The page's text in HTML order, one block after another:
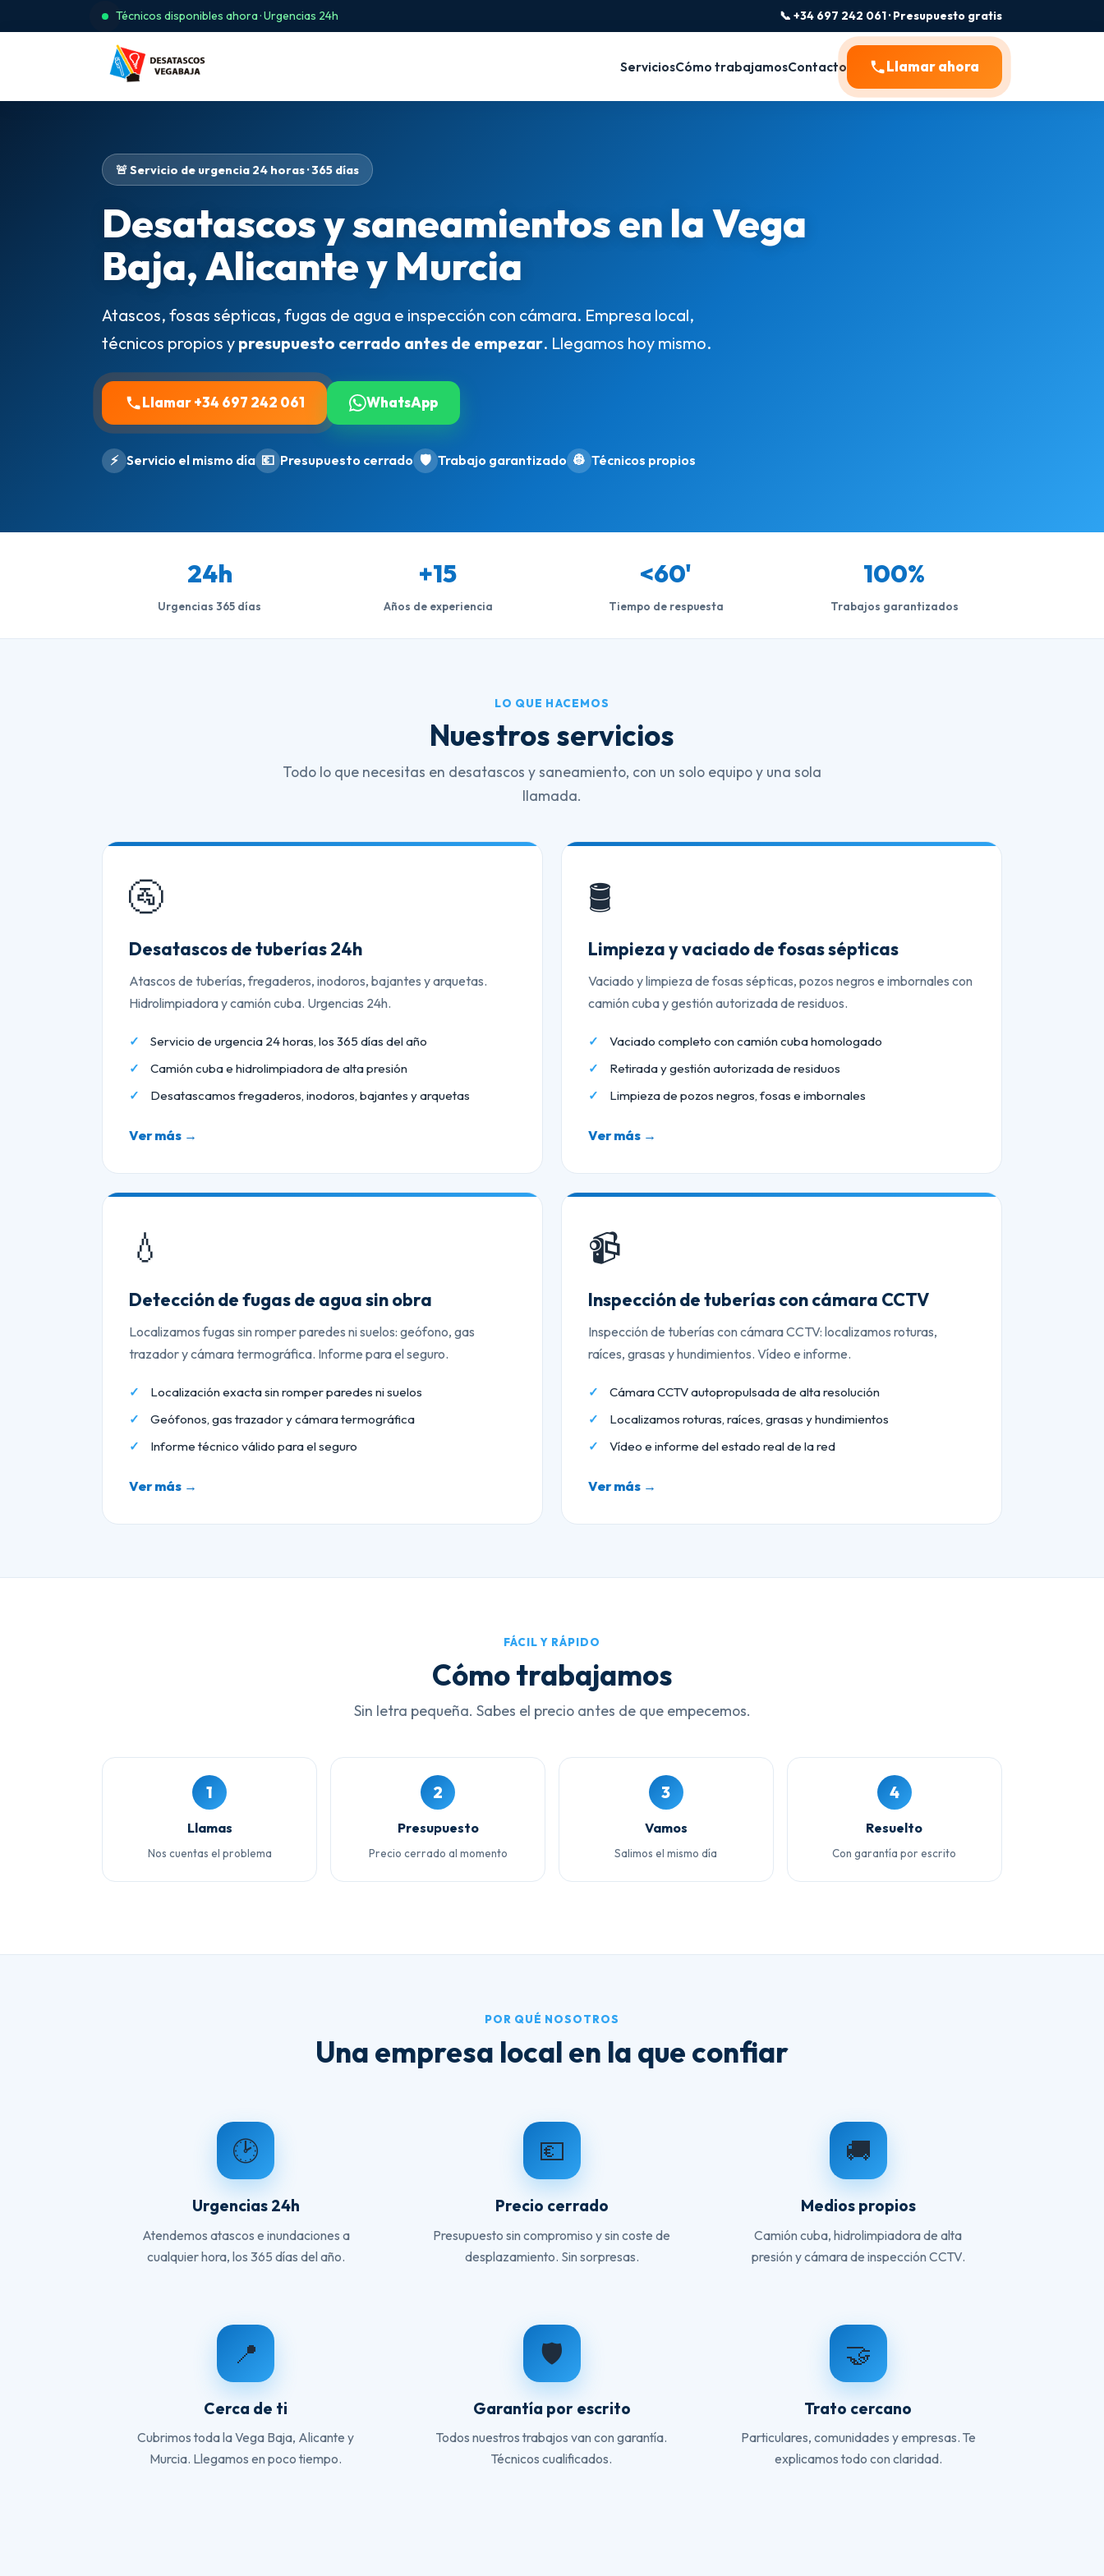
Técnicos disponibles ahora · Urgencias 24h 📞 +34 697 242 061 · Presupuesto gratis
ServiciosCómo trabajamosContacto Llamar ahora
🚨 Servicio de urgencia 24 horas · 365 días
Desatascos y saneamientos en la Vega
Baja, Alicante y Murcia
Atascos, fosas sépticas, fugas de agua e inspección con cámara. Empresa local,
técnicos propios y presupuesto cerrado antes de empezar. Llegamos hoy mismo.
Llamar +34 697 242 061 WhatsApp
⚡ Servicio el mismo día 💶 Presupuesto cerrado 🛡️ Trabajo garantizado 👷 Técnicos propios
24h
Urgencias 365 días
+15
Años de experiencia
<60'
Tiempo de respuesta
100%
Trabajos garantizados
LO QUE HACEMOS
Nuestros servicios
Todo lo que necesitas en desatascos y saneamiento, con un solo equipo y una sola
llamada.
🚰
Desatascos de tuberías 24h
Atascos de tuberías, fregaderos, inodoros, bajantes y arquetas.
Hidrolimpiadora y camión cuba. Urgencias 24h.
Servicio de urgencia 24 horas, los 365 días del año
Camión cuba e hidrolimpiadora de alta presión
Desatascamos fregaderos, inodoros, bajantes y arquetas
Ver más →
🛢️
Limpieza y vaciado de fosas sépticas
Vaciado y limpieza de fosas sépticas, pozos negros e imbornales con
camión cuba y gestión autorizada de residuos.
Vaciado completo con camión cuba homologado
Retirada y gestión autorizada de residuos
Limpieza de pozos negros, fosas e imbornales
Ver más →
💧
Detección de fugas de agua sin obra
Localizamos fugas sin romper paredes ni suelos: geófono, gas
trazador y cámara termográfica. Informe para el seguro.
Localización exacta sin romper paredes ni suelos
Geófonos, gas trazador y cámara termográfica
Informe técnico válido para el seguro
Ver más →
📹
Inspección de tuberías con cámara CCTV
Inspección de tuberías con cámara CCTV: localizamos roturas,
raíces, grasas y hundimientos. Vídeo e informe.
Cámara CCTV autopropulsada de alta resolución
Localizamos roturas, raíces, grasas y hundimientos
Vídeo e informe del estado real de la red
Ver más →
FÁCIL Y RÁPIDO
Cómo trabajamos
Sin letra pequeña. Sabes el precio antes de que empecemos.
1
Llamas
Nos cuentas el problema
2
Presupuesto
Precio cerrado al momento
3
Vamos
Salimos el mismo día
4
Resuelto
Con garantía por escrito
POR QUÉ NOSOTROS
Una empresa local en la que confiar
🕑
Urgencias 24h
Atendemos atascos e inundaciones a
cualquier hora, los 365 días del año.
💶
Precio cerrado
Presupuesto sin compromiso y sin coste de
desplazamiento. Sin sorpresas.
🚚
Medios propios
Camión cuba, hidrolimpiadora de alta
presión y cámara de inspección CCTV.
📍
Cerca de ti
Cubrimos toda la Vega Baja, Alicante y
Murcia. Llegamos en poco tiempo.
🛡️
Garantía por escrito
Todos nuestros trabajos van con garantía.
Técnicos cualificados.
🤝
Trato cercano
Particulares, comunidades y empresas. Te
explicamos todo con claridad.